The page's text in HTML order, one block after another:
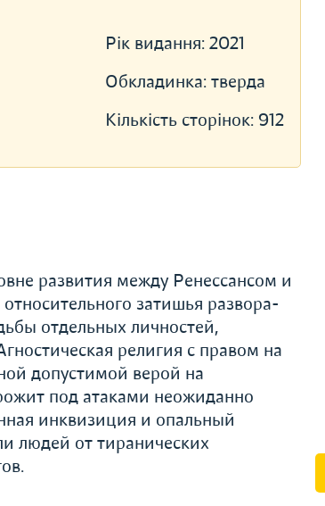
Рік видання: 2021
Обкладинка: тверда
Кількість сторінок: 912
развития между Ренессансом и
затишья развора­
отдельных личностей,
религия с правом на
допустимой верой на
под атаками неожиданно
инквизиция и опальный
людей от тиранических